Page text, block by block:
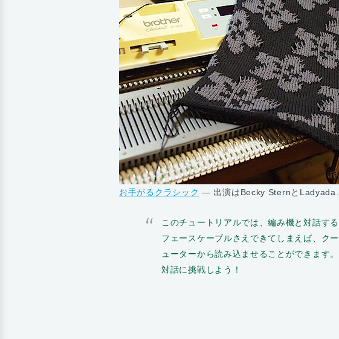
お手がるクラシック — 出演はBecky Sternと
このチュートリアルでは、編み機と対話す
フェースケーブルさえできてしまえば、ク
ューターから読み込ませることができます
対話に挑戦しよう！